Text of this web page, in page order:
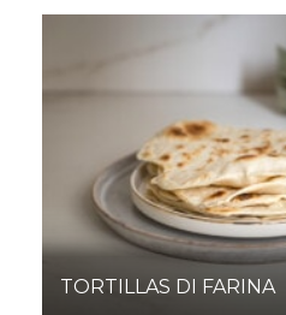
TORTILLAS DI FARINA